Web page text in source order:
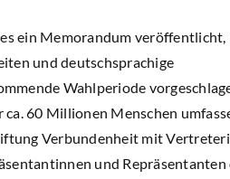
ein Memorandum veröffentlicht,
und deutschsprachige
Wahlperiode
60 Millionen Menschen
Verbundenheit mit
und Repräsentanten